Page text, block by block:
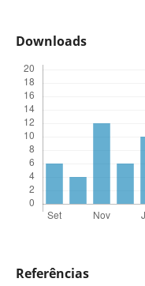
Downloads
Referências